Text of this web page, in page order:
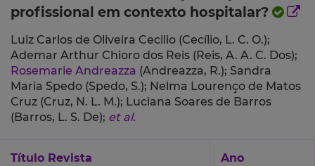
profissional em contexto hospitalar?
Luiz Carlos de Oliveira Cecilio (Cecílio, L. C. O.);
Ademar Arthur Chioro dos Reis (Reis, A. A. C. Dos);
Rosemarie Andreazza (Andreazza, R.); Sandra
Maria Spedo (Spedo, S.); Nelma Lourenço de Matos
Cruz (Cruz, N. L. M.); Luciana Soares de Barros
(Barros, L. S. De); et al.
Título Revista
Ano